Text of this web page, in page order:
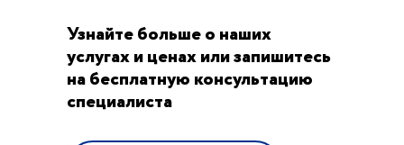
Узнайте больше о наших
услугах и ценах или запишитесь
на бесплатную консультацию
специалиста